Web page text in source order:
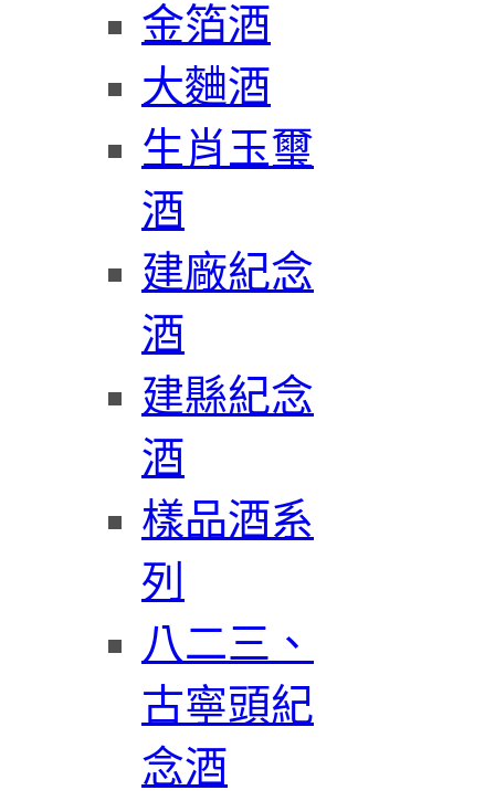
金箔酒
大麯酒
生肖玉璽
酒
建廠紀念
酒
建縣紀念
酒
樣品酒系
列
八二三、
古寧頭紀
念酒